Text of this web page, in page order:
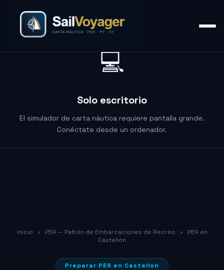
💻
Solo escritorio
El simulador de carta náutica requiere pantalla grande.
Conéctate desde un ordenador.
Inicio › PER — Patrón de Embarcaciones de Recreo ›
PER en
Castellón
Preparar PER en Castellón